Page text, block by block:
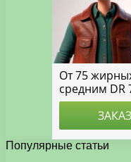
Популярные статьи